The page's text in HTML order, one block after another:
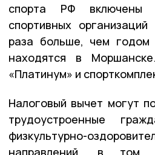
спорта РФ включены
спортивных
раза больше, чем
находятся в
«Платинум» и
Налоговый вычет могут
трудоустроенные
физкультурно-
направлений, в том